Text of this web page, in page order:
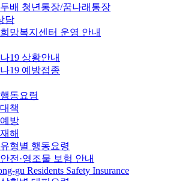
배 청년통장/꿈나래통장
담
망복지센터 운영 안내
19 상황안내
19 예방접종
동요령
책
방
해
형별 행동요령
전·영조물 보험 안내
gu Residents Safety Insurance